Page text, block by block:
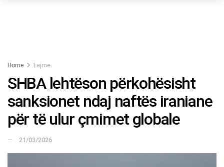
Home Lajme
SHBA lehtëson përkohësisht
sanksionet ndaj naftës iraniane
për të ulur çmimet globale
21/03/2026